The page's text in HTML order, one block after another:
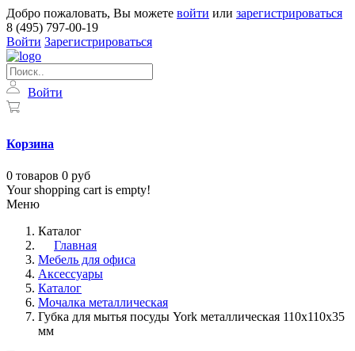
Добро пожаловать, Вы можете войти или зарегистрироваться
8 (495) 797-00-19
Войти Зарегистрироваться
Войти
Корзина
0 товаров 0 руб
Your shopping cart is empty!
Меню
Каталог
Главная
Мебель для офиса
Аксессуары
Каталог
Мочалка металлическая
Губка для мытья посуды York металлическая 110х110х35
мм